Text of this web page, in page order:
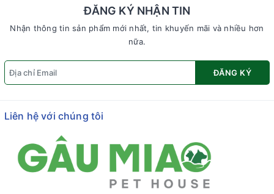
ĐĂNG KÝ NHẬN TIN
Nhận thông tin sản phẩm mới nhất, tin khuyến mãi và nhiều hơn
nữa.
ĐĂNG KÝ
Liên hệ với chúng tôi